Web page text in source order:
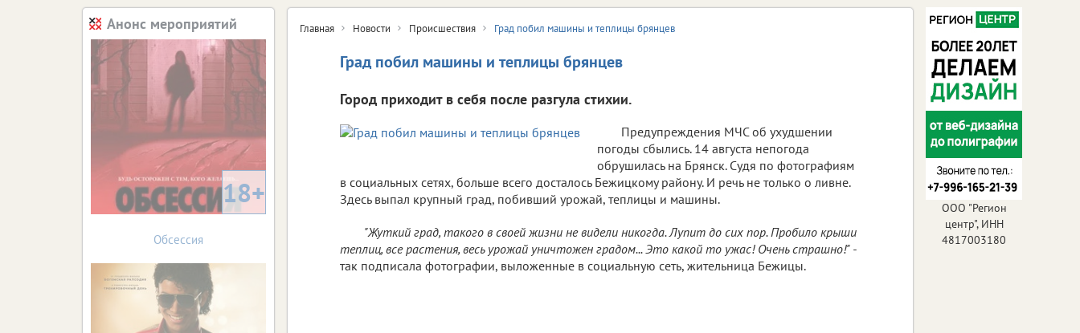
Главная Новости Происшествия Град побил машины и теплицы брянцев
Град побил машины и теплицы брянцев
Город приходит в себя после разгула стихии.
Предупреждения МЧС об ухудшении
погоды сбылись. 14 августа непогода
обрушилась на Брянск. Судя по фотографиям
в социальных сетях, больше всего досталось Бежицкому району. И речь не только о ливне.
Здесь выпал крупный град, побивший урожай, теплицы и машины.
"Жуткий град, такого в своей жизни не видели никогда. Лупит до сих пор. Пробило крыши
теплиц, все растения, весь урожай уничтожен градом... Это какой то ужас! Очень страшно!" -
так подписала фотографии, выложенные в социальную сеть, жительница Бежицы.
Анонс мероприятий
18+
Обсессия
ООО "Регион
центр", ИНН
4817003180